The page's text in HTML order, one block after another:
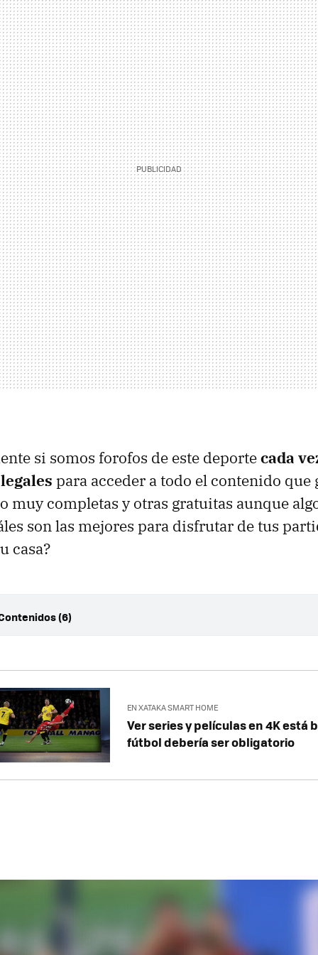
si somos forofos de este deportecada
para acceder a todo el contenido que
muy completas y otras gratuitas aunque
son las mejores para disfrutar de tus
casa?
(6)
Plus+
TV
en YouTube
EN XATAKA SMART HOME
Ver series y películas en 4K está
fútbol debería ser obligatorio